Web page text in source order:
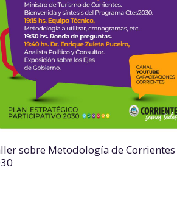
sobre Metodología de Corrientes